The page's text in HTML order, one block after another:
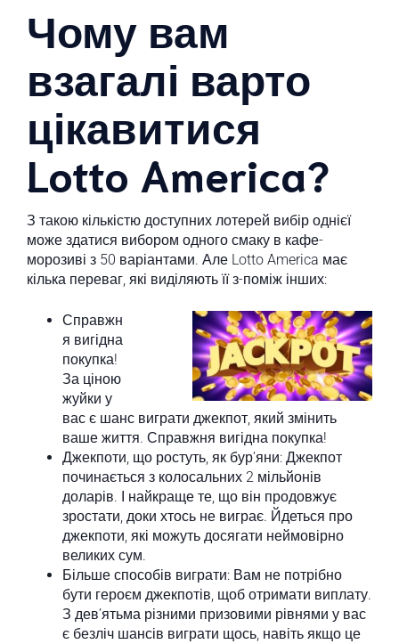
Чому вам
взагалі варто
цікавитися
Lotto America?
З такою кількістю доступних лотерей вибір однієї
може здатися вибором одного смаку в кафе-
морозиві з 50 варіантами. Але Lotto America має
кілька переваг, які виділяють її з-поміж інших:
Справжн
я вигідна
покупка!
За ціною
жуйки у
вас є шанс виграти джекпот, який змінить
ваше життя. Справжня вигідна покупка!
Джекпоти, що ростуть, як бур’яни: Джекпот
починається з колосальних 2 мільйонів
доларів. І найкраще те, що він продовжує
зростати, доки хтось не виграє. Йдеться про
джекпоти, які можуть досягати неймовірно
великих сум.
Більше способів виграти: Вам не потрібно
бути героєм джекпотів, щоб отримати виплату.
З дев’ятьма різними призовими рівнями у вас
є безліч шансів виграти щось, навіть якщо це